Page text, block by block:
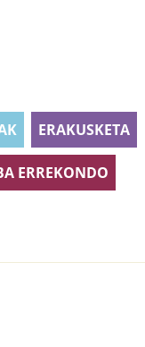
ERAKUSKETA
ERREKONDO